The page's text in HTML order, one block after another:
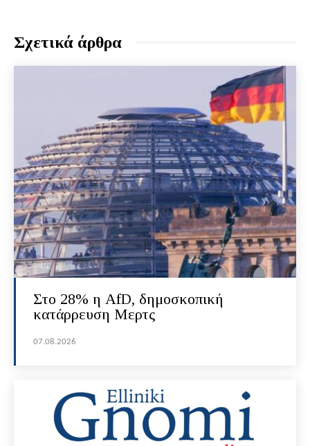
Σχετικά άρθρα
Στο 28% η AfD, δημοσκοπική
κατάρρευση Μερτς
07.08.2026